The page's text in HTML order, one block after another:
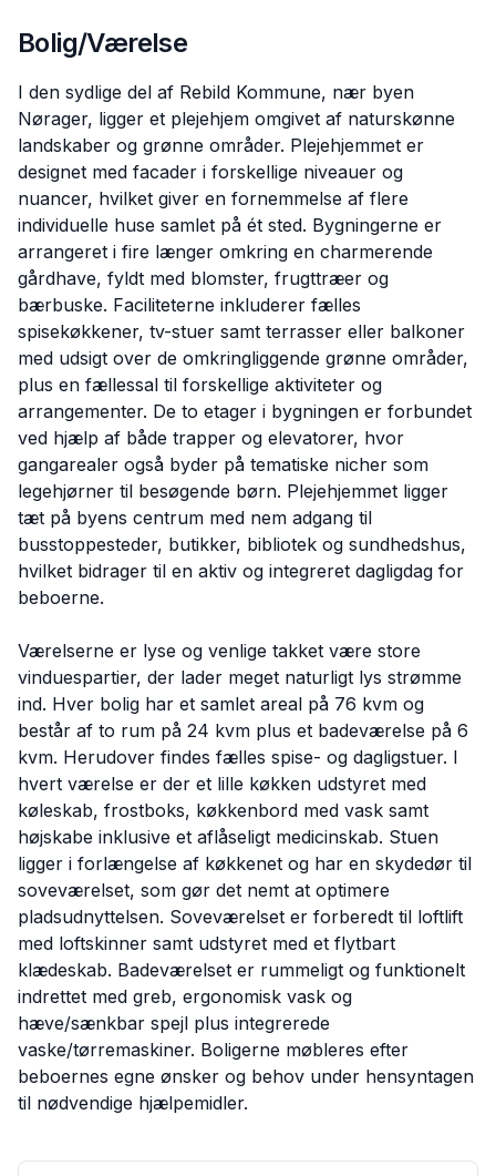
Bolig/Værelse
I den sydlige del af Rebild Kommune, nær byen
Nørager, ligger et plejehjem omgivet af naturskønne
landskaber og grønne områder. Plejehjemmet er
designet med facader i forskellige niveauer og
nuancer, hvilket giver en fornemmelse af flere
individuelle huse samlet på ét sted. Bygningerne er
arrangeret i fire længer omkring en charmerende
gårdhave, fyldt med blomster, frugttræer og
bærbuske. Faciliteterne inkluderer fælles
spisekøkkener, tv-stuer samt terrasser eller balkoner
med udsigt over de omkringliggende grønne områder,
plus en fællessal til forskellige aktiviteter og
arrangementer. De to etager i bygningen er forbundet
ved hjælp af både trapper og elevatorer, hvor
gangarealer også byder på tematiske nicher som
legehjørner til besøgende børn. Plejehjemmet ligger
tæt på byens centrum med nem adgang til
busstoppesteder, butikker, bibliotek og sundhedshus,
hvilket bidrager til en aktiv og integreret dagligdag for
beboerne.
Værelserne er lyse og venlige takket være store
vinduespartier, der lader meget naturligt lys strømme
ind. Hver bolig har et samlet areal på 76 kvm og
består af to rum på 24 kvm plus et badeværelse på 6
kvm. Herudover findes fælles spise- og dagligstuer. I
hvert værelse er der et lille køkken udstyret med
køleskab, frostboks, køkkenbord med vask samt
højskabe inklusive et aflåseligt medicinskab. Stuen
ligger i forlængelse af køkkenet og har en skydedør til
soveværelset, som gør det nemt at optimere
pladsudnyttelsen. Soveværelset er forberedt til loftlift
med loftskinner samt udstyret med et flytbart
klædeskab. Badeværelset er rummeligt og funktionelt
indrettet med greb, ergonomisk vask og
hæve/sænkbar spejl plus integrerede
vaske/tørremaskiner. Boligerne møbleres efter
beboernes egne ønsker og behov under hensyntagen
til nødvendige hjælpemidler.